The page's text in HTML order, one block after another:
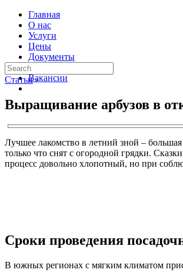
Главная
О нас
Услуги
Цены
Документы
Контакты
Вакансии
Статьи ›
Выращивание арбузов в
Лучшее лакомство в летний зной –
только что снят с огородной грядки.
процесс довольно хлопотный, но при
Сроки проведения
В южных регионах с мягким климатом